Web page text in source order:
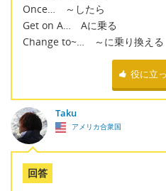
Once… ～したら
Get on A… Aに乗る
Change to~… ～に乗り換える
役に立
Taku
アメリカ合衆国
回答